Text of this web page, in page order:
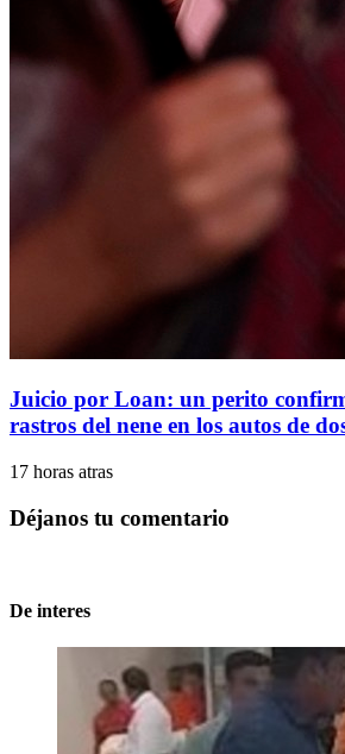
Juicio por Loan: un perito
rastros del nene en los autos de
17 horas atras
Déjanos tu comentario
De interes